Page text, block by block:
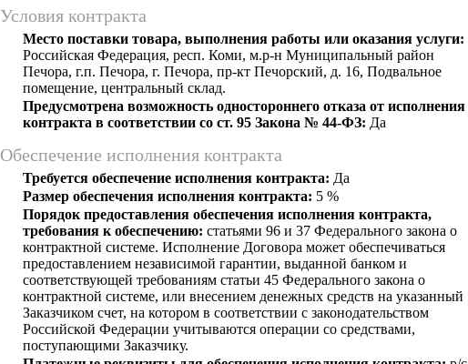
Условия контракта
Место поставки товара, выполнения работы или оказания услуги:
Российская Федерация, респ. Коми, м.р-н Муниципальный район
Печора, г.п. Печора, г. Печора, пр-кт Печорский, д. 16, Подвальное
помещение, центральный склад.
Предусмотрена возможность одностороннего отказа от исполнения
контракта в соответствии со ст. 95 Закона № 44-ФЗ: Да
Обеспечение исполнения контракта
Требуется обеспечение исполнения контракта: Да
Размер обеспечения исполнения контракта: 5 %
Порядок предоставления обеспечения исполнения контракта,
требования к обеспечению: статьями 96 и 37 Федерального закона о
контрактной системе. Исполнение Договора может обеспечиваться
предоставлением независимой гарантии, выданной банком и
соответствующей требованиям статьи 45 Федерального закона о
контрактной системе, или внесением денежных средств на указанный
Заказчиком счет, на котором в соответствии с законодательством
Российской Федерации учитываются операции со средствами,
поступающими Заказчику.